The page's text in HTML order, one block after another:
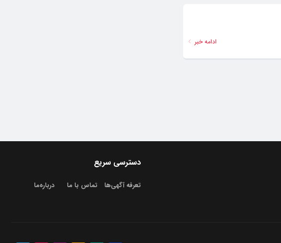
ادامه خبر
دسترسی سریع
تعرفه آگهی‌ها تماس با ما درباره‌‌ما